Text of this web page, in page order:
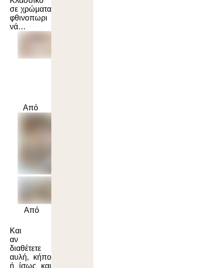
σε χρώματα
φθινοπωρι
νά…
Από
Aπό
Και
αν
διαθέτετε
αυλή, κήπο
ή ίσως και